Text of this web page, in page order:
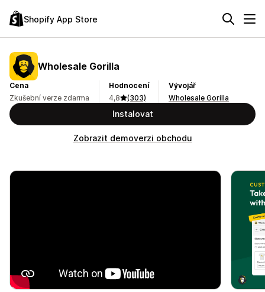
Shopify App Store
Wholesale Gorilla
Cena
Zkušební verze zdarma
Hodnocení
4,8
(303)
Vývojář
Wholesale Gorilla
Instalovat
Zobrazit demoverzi obchodu